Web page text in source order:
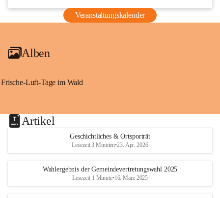
Veranstaltungskalender
Alben
Frische-Luft-Tage im Wald
Artikel
Geschichtliches & Ortsporträt
Lesezeit 3 Minuten•23. Apr. 2026
Wahlergebnis der Gemeindevertretungswahl 2025
Lesezeit 1 Minute•16. März 2025